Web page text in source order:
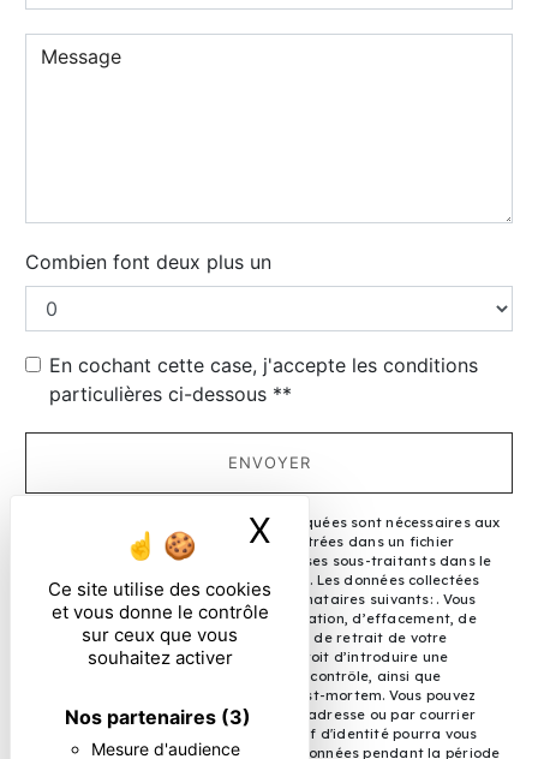
Ce site utilise des cookies
et vous donne le contrôle
sur ceux que vous
souhaitez activer
Nos partenaires (3)
Mesure d'audience
X Masquer le
Combien font deux plus un
En cochant cette case, j'accepte les conditions
particulières ci-dessous **
ENVOYER
** Les données personnelles communiquées sont nécessaires aux
fins de vous contacter et sont enregistrées dans un fichier
informatisé. Elles sont destinées à et ses sous-traitants dans le
seul but de répondre à votre message. Les données collectées
seront communiquées aux seuls destinataires suivants: . Vous
disposez de droits d’accès, de rectification, d’effacement, de
portabilité, de limitation, d’opposition, de retrait de votre
consentement à tout moment et du droit d’introduire une
réclamation auprès d’une autorité de contrôle, ainsi que
d’organiser le sort de vos données post-mortem. Vous pouvez
exercer ces droits par voie postale à l'adresse ou par courrier
électronique à l'adresse . Un justificatif d'identité pourra vous
être demandé. Nous conservons vos données pendant la période